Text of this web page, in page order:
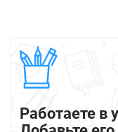
Работаете в